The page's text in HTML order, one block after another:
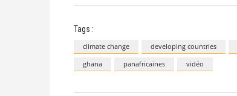
Tags :
climate change developing countries
ghana
panafricaines vidéo